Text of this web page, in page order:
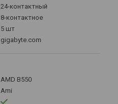
24-контактный
8-контактное
5 шт
gigabyte.com
AMD B550
Ami